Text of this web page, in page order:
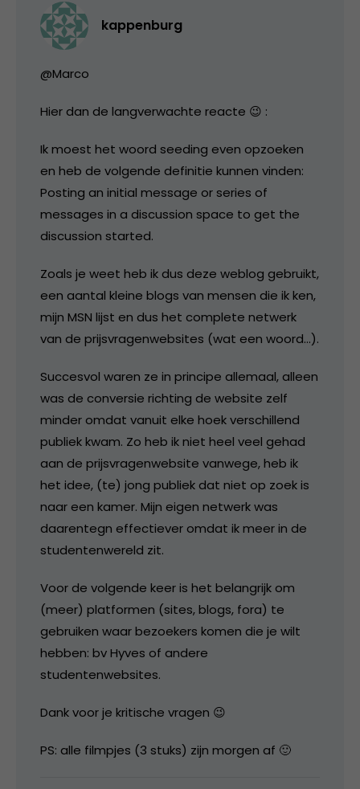
kappenburg
@Marco
Hier dan de langverwachte reacte 😉 :
Ik moest het woord seeding even opzoeken
en heb de volgende definitie kunnen vinden:
Posting an initial message or series of
messages in a discussion space to get the
discussion started.
Zoals je weet heb ik dus deze weblog gebruikt,
een aantal kleine blogs van mensen die ik ken,
mijn MSN lijst en dus het complete netwerk
van de prijsvragenwebsites (wat een woord…).
Succesvol waren ze in principe allemaal, alleen
was de conversie richting de website zelf
minder omdat vanuit elke hoek verschillend
publiek kwam. Zo heb ik niet heel veel gehad
aan de prijsvragenwebsite vanwege, heb ik
het idee, (te) jong publiek dat niet op zoek is
naar een kamer. Mijn eigen netwerk was
daarentegn effectiever omdat ik meer in de
studentenwereld zit.
Voor de volgende keer is het belangrijk om
(meer) platformen (sites, blogs, fora) te
gebruiken waar bezoekers komen die je wilt
hebben: bv Hyves of andere
studentenwebsites.
Dank voor je kritische vragen 😉
PS: alle filmpjes (3 stuks) zijn morgen af 🙂